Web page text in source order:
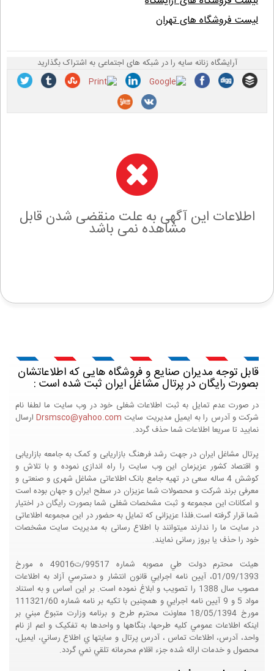
لیست فروشگاه های تهران
آرایشگاه زنانه سایه را در شبکه های اجتماعی به اشتراک بگذارید
اطلاعات این آگهی به علت منقضی شدن قابل
مشاهده نمی باشد
قابل توجه مدیران صنایع و فروشگاه هایی که اطلاعاتشان
بصورت رایگان در پرتال مشاغل ایران ثبت شده است :
در صورت عدم تمایل به ثبت اطلاعات شغلی خود در وب سایت ما لطفا نام
شرکت و آدرس را به ایمیل مدیریت سایت Drsmsco@yahoo.comارسال
نمایید تا سریعا اطلاعات شما حذف گردد.
پرتال مشاغل ایران در جهت رشد فرهنگ بازاریابی و کمک به جامعه بازاریابی
و اقتصاد کشور عزیزمان این وب سایت را راه اندازی نموده و با تلاش و
کوشش 4 ساله سعی در تهیه جامع بانک اطلاعاتی مشاغل شهری و صنعتی و
معرفی برند شرکت و محصولات شما عزیزان در سطح ایران و جهان بوده است
و امکانات این مجموعه و ثبت مشخصات شغلی شما بصورت رایگان در اختیار
شما قرار گرفته است.فلذا عزیزانی که تمایل به حضور در این مجموعه اطلاعاتی
در سایت ما را ندارند میتوانند با اطلاع رسانی به مدیریت سایت مشخصات
خود را حذف یا بروز رسانی نمایند.
هيئت محترم دولت طي مصوبه شماره 99517/ت49016 ه مورخ
01/09/1393، آيين نامه اجرايي قانون انتشار و دسترسي آزاد به اطلاعات
مصوب سال 1388 را تصويب و ابلاغ نموده است. بر اين اساس و به استناد
مواد 5 و 9 آيين نامه اجرايي و همچنين با تکيه بر نامه شماره 111321/60
مورخ 18/05/1394 معاونت محترم طرح و برنامه وزارت متبوع مبني بر
اينکه اطلاعات عمومي کليه طرحها، بنگاهها و واحدها به تفکيک و اعم از نام
واحد، آدرس، اطلاعات تماس ، آدرس پرتال و سايتها ي اطلاع رساني، ايميل،
محصول و خدمات ارائه شده جزء اقلام محرمانه تلقي نمي گردد.